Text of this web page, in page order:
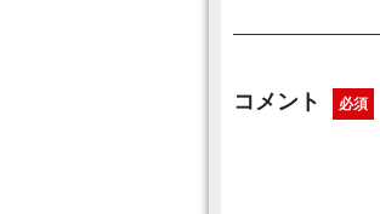
コメント 必須